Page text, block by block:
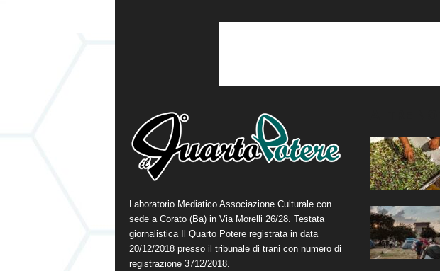
Laboratorio Mediatico Associazione Culturale con
sede a Corato (Ba) in Via Morelli 26/28. Testata
giornalistica Il Quarto Potere registrata in data
20/12/2018 presso il tribunale di trani con numero di
registrazione 3712/2018.